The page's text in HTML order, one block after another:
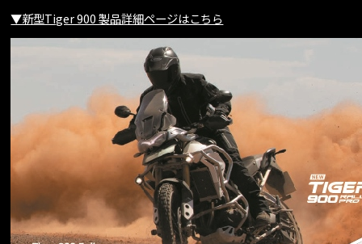
▼新型Tiger 900 製品詳細ページはこちら